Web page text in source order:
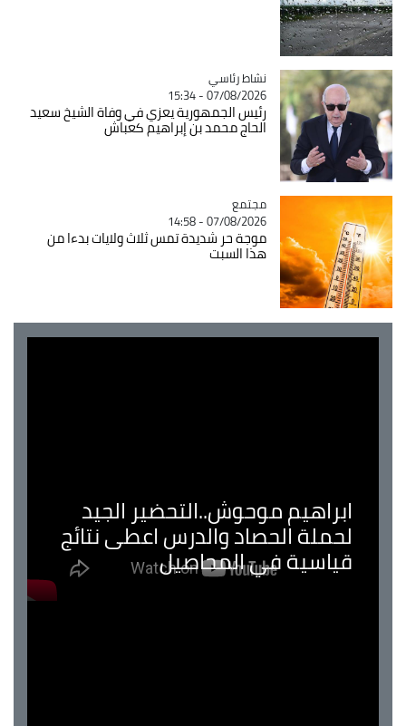
Catégorie
نشاط رئاسي
07/08/2026 - 15:34
رئيس الجمهورية يعزي في وفاة الشيخ سعيد
الحاج محمد بن إبراهيم كعباش
Catégorie
مجتمع
07/08/2026 - 14:58
موجة حر شديدة تمس ثلاث ولايات بدءا من
هذا السبت
ابراهيم موحوش..التحضير الجيد
لحملة الحصاد والدرس اعطى نتائج
قياسية في المحاصيل